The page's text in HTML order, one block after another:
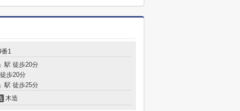
番1
」駅 徒歩20分
歩20分
」駅 徒歩25分
木造